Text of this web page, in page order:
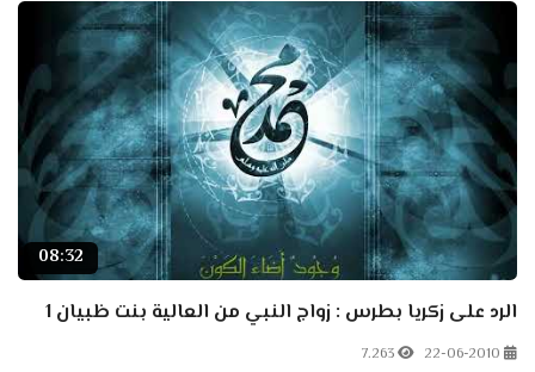
08:32
الرد على زكريا بطرس : زواج النبي من العالية بنت ظبيان 1
22-06-2010
7.263